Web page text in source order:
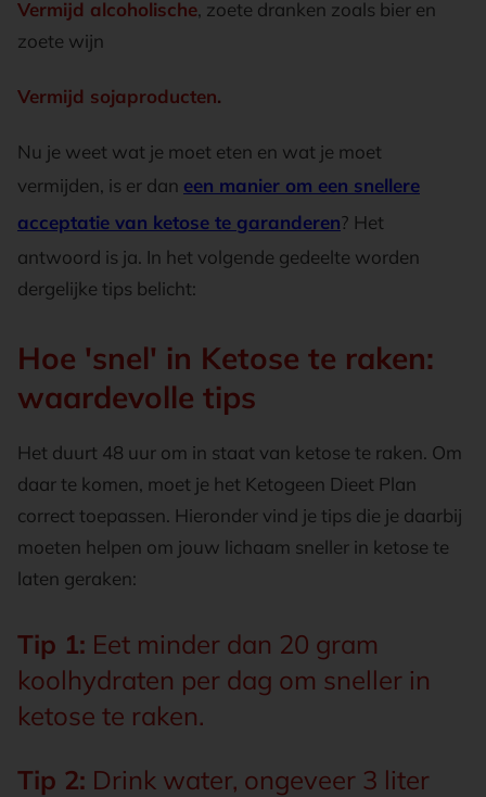
Vermijd alcoholische, zoete dranken zoals bier en
zoete wijn
Vermijd sojaproducten.
Nu je weet wat je moet eten en wat je moet
vermijden, is er dan een manier om een snellere
acceptatie van ketose te garanderen? Het
antwoord is ja. In het volgende gedeelte worden
dergelijke tips belicht:
Hoe 'snel' in Ketose te raken:
waardevolle tips
Het duurt 48 uur om in staat van ketose te raken. Om
daar te komen, moet je het Ketogeen Dieet Plan
correct toepassen. Hieronder vind je tips die je daarbij
moeten helpen om jouw lichaam sneller in ketose te
laten geraken:
Tip 1: Eet minder dan 20 gram
koolhydraten per dag om sneller in
ketose te raken.
Tip 2: Drink water, ongeveer 3 liter